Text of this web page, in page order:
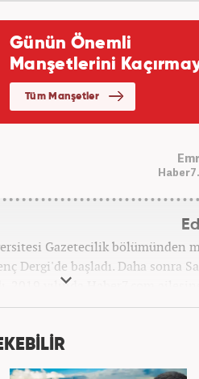
Gazetecilik bölümünden
Dergi'de başladı. Daha sonra
2019 yılında Haber7.com
Editörü'' olarak meslek hayatına